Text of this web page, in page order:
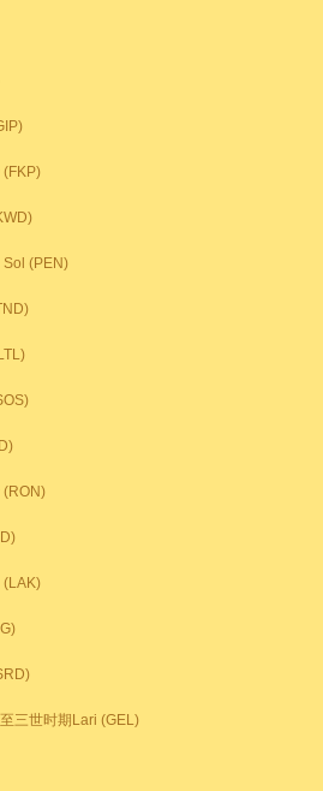
(FKP)
(PEN)
(RON)
(LAK)
三世时期Lari (GEL)